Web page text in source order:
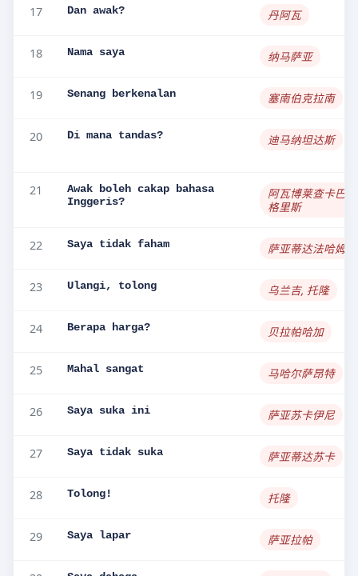
17 Dan awak? 丹阿瓦
18 Nama saya 纳马萨亚
19 Senang berkenalan 塞南伯克拉南
20 Di mana tandas? 迪马纳坦达斯
21
Awak boleh cakap bahasa
Inggeris?
阿瓦博莱查卡巴
格里斯
22 Saya tidak faham 萨亚蒂达法哈姆
23 Ulangi, tolong 乌兰吉, 托隆
24 Berapa harga? 贝拉帕哈加
25 Mahal sangat 马哈尔萨昂特
26 Saya suka ini 萨亚苏卡伊尼
27 Saya tidak suka 萨亚蒂达苏卡
28 Tolong! 托隆
29 Saya lapar 萨亚拉帕